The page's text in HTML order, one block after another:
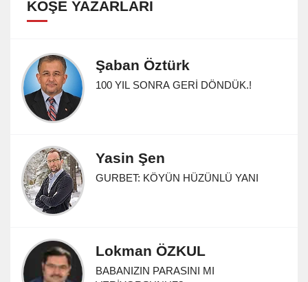
KÖŞE YAZARLARI
Şaban Öztürk
100 YIL SONRA GERİ DÖNDÜK.!
Yasin Şen
GURBET: KÖYÜN HÜZÜNLÜ YANI
Lokman ÖZKUL
BABANIZIN PARASINI MI